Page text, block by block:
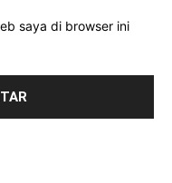
saya di browser ini